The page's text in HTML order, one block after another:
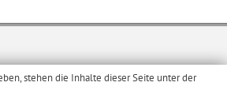
stehen die Inhalte dieser Seite unter der